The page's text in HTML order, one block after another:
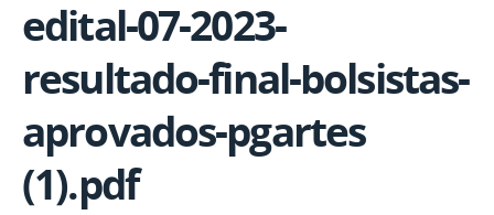
edital-07-2023-
resultado-final-bolsistas-
aprovados-pgartes
(1).pdf